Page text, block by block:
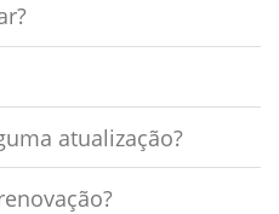
atualização?